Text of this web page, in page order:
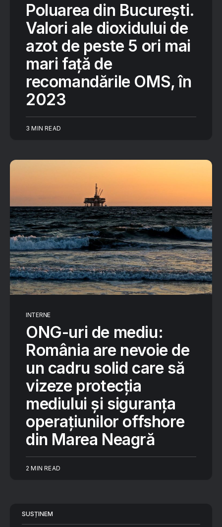
Poluarea din București.
Valori ale dioxidului de
azot de peste 5 ori mai
mari faţă de
recomandările OMS, în
2023
3 MIN READ
INTERNE
ONG-uri de mediu:
România are nevoie de
un cadru solid care să
vizeze protecţia
mediului şi siguranţa
operaţiunilor offshore
din Marea Neagră
2 MIN READ
SUSȚINEM